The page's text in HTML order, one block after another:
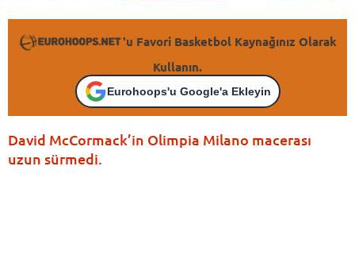
'u Favori Basketbol Kaynağınız Olarak
Kullanın.
Eurohoops'u Google'a Ekleyin
David McCormack’in Olimpia Milano macerası
uzun sürmedi.